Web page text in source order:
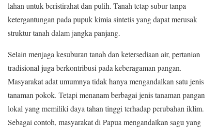
lahan untuk beristirahat dan pulih. Tanah tetap subur tanpa
ketergantungan pada pupuk kimia sintetis yang dapat merusak
struktur tanah dalam jangka panjang.
Selain menjaga kesuburan tanah dan ketersediaan air, pertanian
tradisional juga berkontribusi pada keberagaman pangan.
Masyarakat adat umumnya tidak hanya mengandalkan satu jenis
tanaman pokok. Tetapi menanam berbagai jenis tanaman pangan
lokal yang memiliki daya tahan tinggi terhadap perubahan iklim.
Sebagai contoh, masyarakat di Papua mengandalkan sagu yang